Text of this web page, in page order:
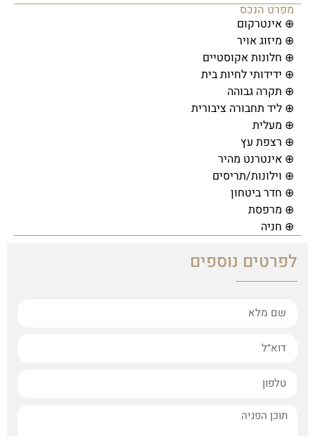
מפרט הנכס
⊕ אינטרקום
⊕ מיזוג אויר
⊕ חלונות אקוסטיים
⊕ ידידותי לחיות בית
⊕ תקרה גבוהה
⊕ ליד תחבורה ציבורית
⊕ מעלית
⊕ רצפת עץ
⊕ אינטרנט מהיר
⊕ וילונות/תריסים
⊕ חדר ביטחון
⊕ מרפסת
⊕ חניה
לפרטים נוספים